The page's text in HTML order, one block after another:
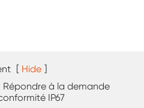
[ Hide ]
Répondre à la demande
IP67